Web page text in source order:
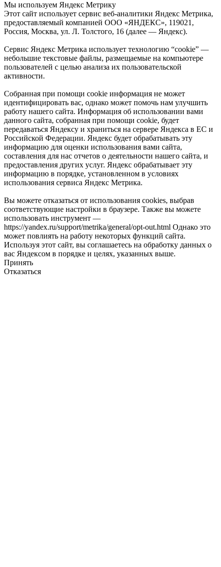
Мы используем Яндекс Метрику
Этот сайт использует сервис веб-аналитики Яндекс Метрика,
предоставляемый компанией ООО «ЯНДЕКС», 119021,
Россия, Москва, ул. Л. Толстого, 16 (далее — Яндекс).
Сервис Яндекс Метрика использует технологию “cookie” —
небольшие текстовые файлы, размещаемые на компьютере
пользователей с целью анализа их пользовательской
активности.
Собранная при помощи cookie информация не может
идентифицировать вас, однако может помочь нам улучшить
работу нашего сайта. Информация об использовании вами
данного сайта, собранная при помощи cookie, будет
передаваться Яндексу и храниться на сервере Яндекса в ЕС и
Российской Федерации. Яндекс будет обрабатывать эту
информацию для оценки использования вами сайта,
составления для нас отчетов о деятельности нашего сайта, и
предоставления других услуг. Яндекс обрабатывает эту
информацию в порядке, установленном в условиях
использования сервиса Яндекс Метрика.
Вы можете отказаться от использования cookies, выбрав
соответствующие настройки в браузере. Также вы можете
использовать инструмент —
https://yandex.ru/support/metrika/general/opt-out.html Однако это
может повлиять на работу некоторых функций сайта.
Используя этот сайт, вы соглашаетесь на обработку данных о
вас Яндексом в порядке и целях, указанных выше.
Принять
Отказаться